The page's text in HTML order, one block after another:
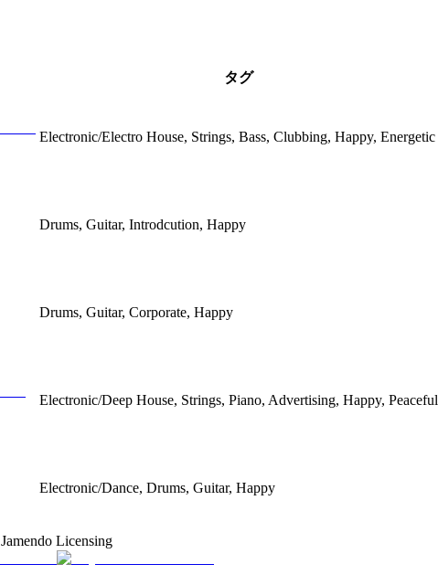
タグ
Electronic/Electro House, Strings, Bass, Clubbing, Happy, Energetic
Drums, Guitar, Introdcution, Happy
Drums, Guitar, Corporate, Happy
Electronic/Deep House, Strings, Piano, Advertising, Happy, Peaceful
Electronic/Dance, Drums, Guitar, Happy
Jamendo Licensing